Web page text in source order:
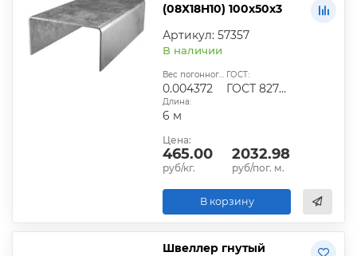
(08Х18Н10) 100х50х3
Артикул: 57357
В наличии
Вес погонного метра, т.:
0.004372
ГОСТ:
ГОСТ 8278-83
Длина:
6 м
Цена:
465.00
руб/кг.
2032.98
руб/пог. м.
В корзину
Швеллер гнутый